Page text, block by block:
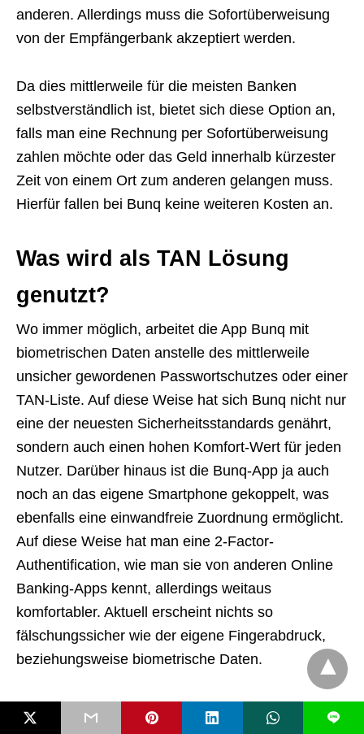
anderen. Allerdings muss die Sofortüberweisung
von der Empfängerbank akzeptiert werden.
Da dies mittlerweile für die meisten Banken
selbstverständlich ist, bietet sich diese Option an,
falls man eine Rechnung per Sofortüberweisung
zahlen möchte oder das Geld innerhalb kürzester
Zeit von einem Ort zum anderen gelangen muss.
Hierfür fallen bei Bunq keine weiteren Kosten an.
Was wird als TAN Lösung
genutzt?
Wo immer möglich, arbeitet die App Bunq mit
biometrischen Daten anstelle des mittlerweile
unsicher gewordenen Passwortschutzes oder einer
TAN-Liste. Auf diese Weise hat sich Bunq nicht nur
eine der neuesten Sicherheitsstandards genährt,
sondern auch einen hohen Komfort-Wert für jeden
Nutzer. Darüber hinaus ist die Bunq-App ja auch
noch an das eigene Smartphone gekoppelt, was
ebenfalls eine einwandfreie Zuordnung ermöglicht.
Auf diese Weise hat man eine 2-Factor-
Authentification, wie man sie von anderen Online
Banking-Apps kennt, allerdings weitaus
komfortabler. Aktuell erscheint nichts so
fälschungssicher wie der eigene Fingerabdruck,
beziehungsweise biometrische Daten.
Entscheiden, was mit dem L